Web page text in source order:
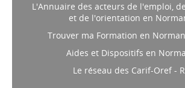
L'Annuaire des acteurs de l'emploi,
et de l'orientation en
Trouver ma Formation en
Aides et Dispositifs en
Le réseau des Carif-Oref -